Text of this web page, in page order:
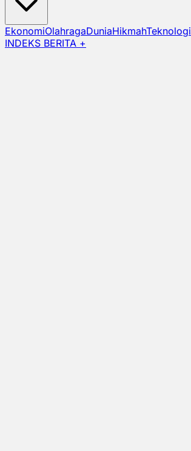
EkonomiOlahragaDuniaHikmahTeknologi
INDEKS BERITA +